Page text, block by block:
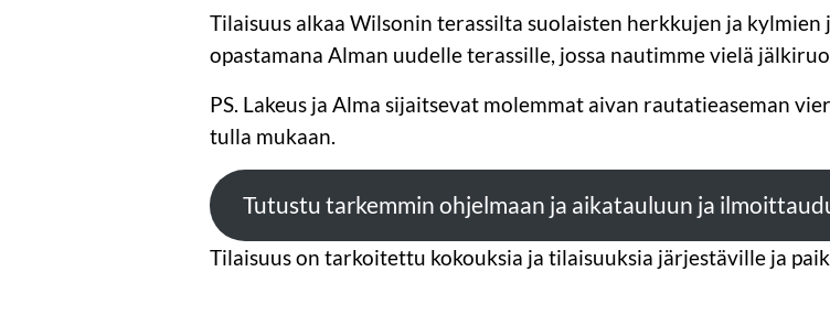
Tilaisuus alkaa Wilsonin terassilta suolaisten herkkujen ja
opastamana Alman uudelle terassille, jossa nautimme vielä
PS. Lakeus ja Alma sijaitsevat molemmat aivan rautatieaseman
tulla mukaan.
Tutustu tarkemmin ohjelmaan ja aikatauluun ja
Tilaisuus on tarkoitettu kokouksia ja tilaisuuksia järjestäville ja